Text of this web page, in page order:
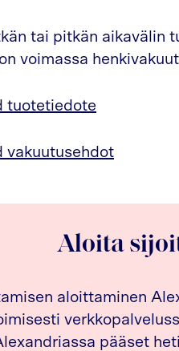
tai pitkän aikavälin
voimassa
tuotetiedote
vakuutusehdot
Aloita
aloittaminen
pääset